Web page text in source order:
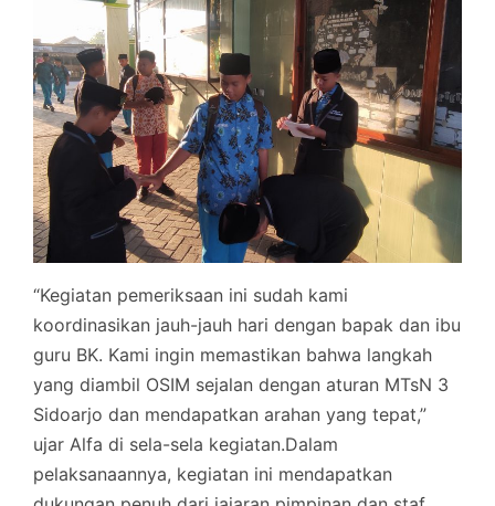
“Kegiatan pemeriksaan ini sudah kami
koordinasikan jauh-jauh hari dengan bapak dan ibu
guru BK. Kami ingin memastikan bahwa langkah
yang diambil OSIM sejalan dengan aturan MTsN 3
Sidoarjo dan mendapatkan arahan yang tepat,”
ujar Alfa di sela-sela kegiatan.Dalam
pelaksanaannya, kegiatan ini mendapatkan